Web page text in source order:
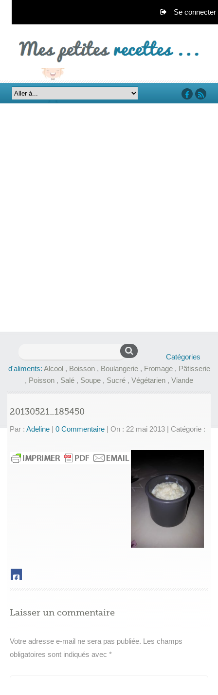
Se connecter
Catégories
d'aliments: Alcool , Boisson, Boulangerie, Fromage, Pâtisserie
, Poisson , Salé , Soupe , Sucré , Végétarien , Viande
20130521_185450
Par : Adeline 0 Commentaire On : 22 mai 2013 Catégorie :
Laisser un commentaire
Votre adresse e-mail ne sera pas publiée. Les champs
obligatoires sont indiqués avec *